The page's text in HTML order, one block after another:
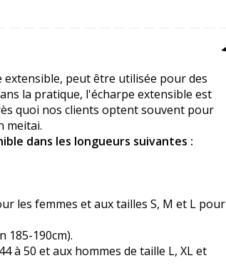
extensible, peut être utilisée pour des
la pratique, l'écharpe extensible est
quoi nos clients optent souvent pour
meitai.
dans les longueurs suivantes :
les femmes et aux tailles S, M et L pour
185-190cm).
à 50 et aux hommes de taille L, XL et